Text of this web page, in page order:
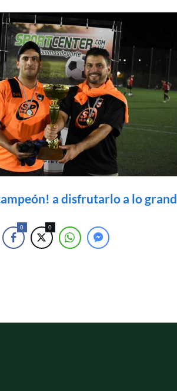
a disfrutarlo a lo
0 0